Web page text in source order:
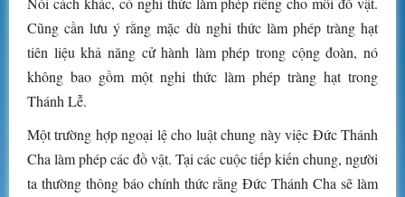
Cũng cần lưu ý rằng mặc dù nghi thức làm phép tràng hạt
tiên liệu khả năng cử hành làm phép trong cộng đoàn, nó
không bao gồm một nghi thức làm phép tràng hạt trong
Thánh Lễ.
Một trường hợp ngoại lệ cho luật chung này việc Đức Thánh
Cha làm phép các đồ vật. Tại các cuộc tiếp kiến chung, người
ta thường thông báo chính thức rằng Đức Thánh Cha sẽ làm